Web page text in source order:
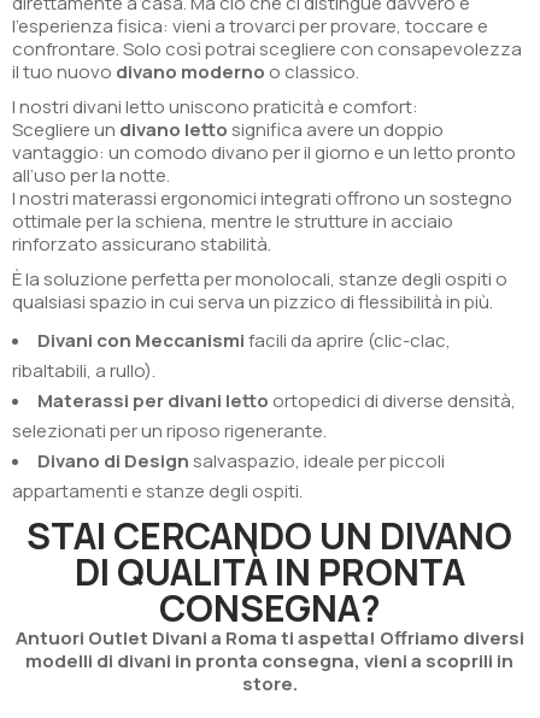
l’esperienza fisica: vieni a trovarci per provare, toccare e
confrontare. Solo così potrai scegliere con consapevolezza
il tuo nuovo divano moderno o classico.
I nostri divani letto uniscono praticità e comfort:
Scegliere un divano letto significa avere un doppio
vantaggio: un comodo divano per il giorno e un letto pronto
all’uso per la notte.
I nostri materassi ergonomici integrati offrono un sostegno
ottimale per la schiena, mentre le strutture in acciaio
rinforzato assicurano stabilità.
È la soluzione perfetta per monolocali, stanze degli ospiti o
qualsiasi spazio in cui serva un pizzico di flessibilità in più.
Divani con Meccanismifacili da aprire (clic-clac,
ribaltabili, a rullo).
Materassi per divani letto ortopedici di diverse densità,
selezionati per un riposo rigenerante.
Divano di Design salvaspazio, ideale per piccoli
appartamenti e stanze degli ospiti.
STAI CERCANDO UN DIVANO
DI QUALITÀ IN PRONTA
CONSEGNA?
Antuori Outlet Divani a Roma ti aspetta! Offriamo diversi
modelli di divani in pronta consegna, vieni a scoprili in
store.